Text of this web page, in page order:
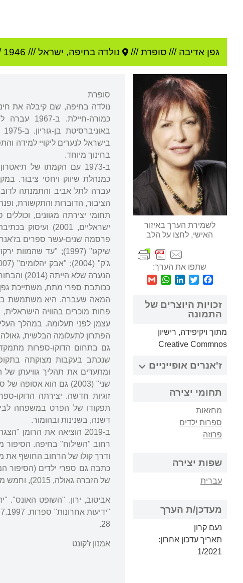
גפן אדיבה /// סופרת /// נולדה בחיפה, ישראל///
1946
לשמירת הערך באיזור
האישי, לחצו על הלב
שתפו את הערך:
Facebook
Twitter
LinkedIn
WhatsApp
זכויות היוצרים של
התמונה
מתוך ויקיפידה, רישיון
Creative Commnos
ז'אנרים אופייניים
תחומי יצירה
מחזאות
ספרות ילדים
פרוזה
שפות יצירה
עברית
מעדכן/ת הערך
נעם קרון
תאריך עדכון אחרון:
1/2021
סופרת
נולדה בחיפה, שם קיבלה את
כמורה-
בחינוך מיוחד.
ב-1973 עם הקמתו של
הציבור, הדוברות והתקשורת,
תחומי יצירתה מגוונים,
ישראליים, 2001)
הנערה שלא הייתה (2014) והבחורים של קלרה (2017). רוב הספרים פורסמו בהוצאת זמורה-ביתן.
ככותבת ספרי מתח, משתייכת
המאה שעברה. היא משתמשת
פחות מוכרים בהוויה הישראלית,
עצמן לפני תעלומה. במהלך
הפתרון לתעלומה הבלשית, גאולה
שנכתב בעקבות מצוקתה
ומתעדים את תהליך גוויעתן
שני" (2003) גם הוא
תפקודו של הפרט במשפחה לבין
דשנה, בשנינות ובהומור.
ב-2019 הוציאה את
רחוב "השילוח" בחיפה. הסיפור
ודרך קולו של הרחוב החושף את
של הזברה גאולה, 2015), וחמש מחזות, אשר הועלו במספר תיאטראות.
28.
אמנון ז'קונט